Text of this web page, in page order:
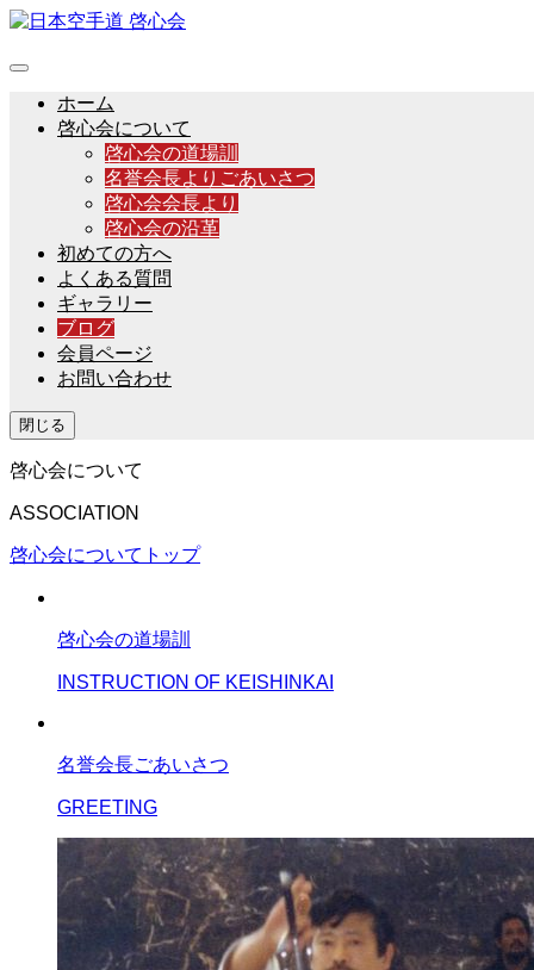
ホーム
啓心会について
啓心会の道場訓
名誉会長よりごあいさつ
啓心会会長より
啓心会の沿革
初めての方へ
よくある質問
ギャラリー
ブログ
会員ページ
お問い合わせ
閉じる
啓心会について
ASSOCIATION
啓心会についてトップ
啓心会の道場訓
INSTRUCTION OF KEISHINKAI
名誉会長ごあいさつ
GREETING